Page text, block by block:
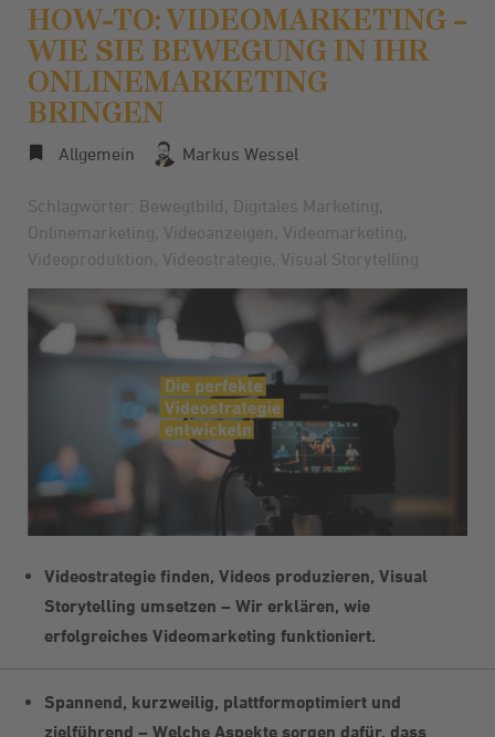
HOW-TO: VIDEOMARKETING –
WIE SIE BEWEGUNG IN IHR
ONLINEMARKETING
BRINGEN
Allgemein Markus Wessel
Schlagwörter: Bewegtbild Digitales Marketing
Onlinemarketing Videoanzeigen Videomarketing
Videoproduktion
Videostrategie Visual Storytelling
Videostrategie finden, Videos produzieren, Visual
Storytelling umsetzen – Wir erklären, wie
erfolgreiches Videomarketing funktioniert.
Spannend, kurzweilig, plattformoptimiert und
zielführend – Welche Aspekte sorgen dafür, dass